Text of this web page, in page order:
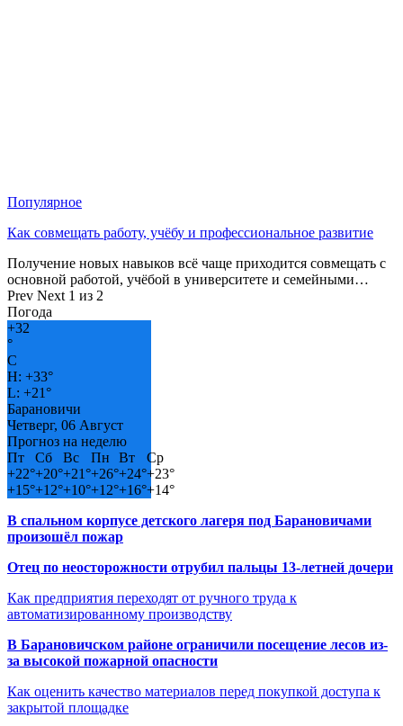
Популярное
Как совмещать работу, учёбу и профессиональное развитие
Получение новых навыков всё чаще приходится совмещать с
основной работой, учёбой в университете и семейными…
Prev Next 1 из 2
Погода
+32
°
C
H: +33°
L: +21°
Барановичи
Четверг, 06 Август
Прогноз на неделю
Пт
Сб Вс Пн Вт
Ср
+22°+20°+21°+26°+24°+23°
+15°+12°+10°+12°+16°+14°
В спальном корпусе детского лагеря под Барановичами
произошёл пожар
Отец по неосторожности отрубил пальцы 13-летней дочери
Как предприятия переходят от ручного труда к
автоматизированному производству
В Барановичском районе ограничили посещение лесов из-
за высокой пожарной опасности
Как оценить качество материалов перед покупкой доступа к
закрытой площадке